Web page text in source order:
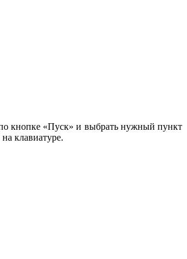
кнопке «Пуск» и выбрать нужный пункт
клавиатуре.